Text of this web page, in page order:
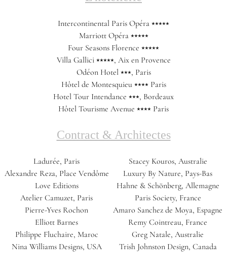
Intercontinental Paris Opéra ⭑⭑⭑⭑⭑
Marriott Opéra ⭑⭑⭑⭑⭑
Four Seasons Florence ⭑⭑⭑⭑⭑
Villa Gallici ⭑⭑⭑⭑⭑, Aix en Provence
Odéon Hotel ⭑⭑⭑, Paris
Hôtel de Montesquieu ⭑⭑⭑⭑ Paris
Hotel Tour Intendance ⭑⭑⭑, Bordeaux
Hôtel Tourisme Avenue ⭑⭑⭑⭑ Paris
Contract & Architectes
Ladurée, Paris
Alexandre Reza, Place Vendôme
Love Editions
Atelier Camuzet, Paris
Pierre-Yves Rochon
Elliott Barnes
Philippe Fluchaire, Maroc
Nina Williams Designs, USA
Stacey Kouros, Australie
Luxury By Nature, Pays-Bas
Hahne & Schönberg, Allemagne
Paris Society, France
Amaro Sanchez de Moya, Espagne
Remy Cointreau, France
Greg Natale, Australie
Trish Johnston Design, Canada